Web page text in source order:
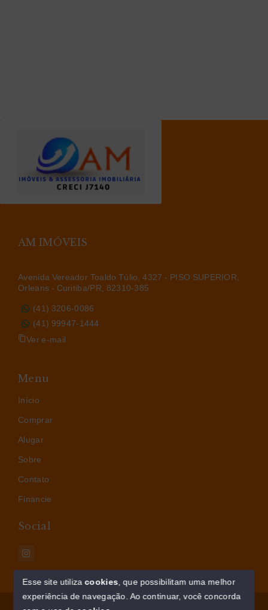
AM IMÓVEIS
Avenida Vereador Toaldo Túlio, 4327 - PISO SUPERIOR,
Orleans - Curitiba/PR, 82310-385
(41) 3206-0086
(41) 99947-1444
Ver e-mail
Menu
Início
Comprar
Alugar
Sobre
Contato
Financie
Social
Esse site utilizacookies , que possibilitam uma melhor
experiência de navegação. Ao continuar, você concorda